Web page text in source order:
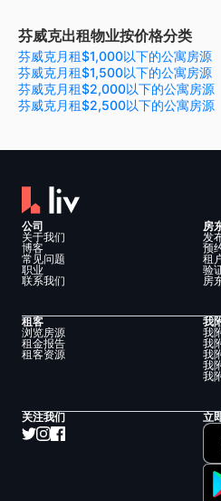
芬威克出租物业按价格分类
芬威克月租$1,000以下的公寓房源
芬威克月租$1,500以下的公寓房源
芬威克月租$2,000以下的公寓房源
芬威克月租$2,500以下的公寓房源
公司
关于我们
博客
常见问题
职业
联系我们
房
发
预
租
验
房
租客
浏览房源
租金报告
租客资源
我
我
我
我
我
我
关注我们 立